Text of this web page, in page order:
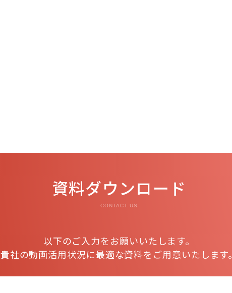
資料ダウンロード
CONTACT US
以下のご入力をお願いいたします。
貴社の動画活用状況に最適な資料をご用意いたします